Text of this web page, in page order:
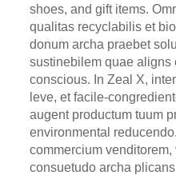
shoes, and gift items.
qualitas recyclabilis et
donum archa praebet
sustinebilem quae aligns
conscious. In Zeal X,
leve, et facile-
augent productum tuum
environmental
commercium
consuetudo archa